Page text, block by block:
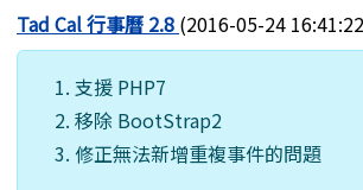
Tad Cal 行事曆 2.8 (2016-05-24
支援 PHP7
移除 BootStrap2
修正無法新增重複事件的問題